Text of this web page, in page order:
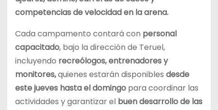
competencias de velocidad en la arena.
Cada campamento contará con personal
capacitado, bajo la dirección de Teruel,
incluyendo recreólogos, entrenadores y
monitores,quienes estarán disponibles desde
este jueves hasta el domingo para coordinar las
actividades y garantizar el buen desarrollo de las